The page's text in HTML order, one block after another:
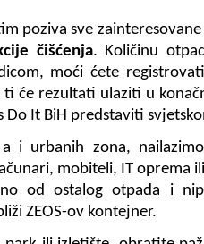
poziva sve zainteresovane
čišćenja. Količinu
moći ćete
ti će rezultati ulaziti u
It BiH predstaviti
i urbanih zona,
mobiteli, IT oprema
od ostalog otpada i
ZEOS-ov kontejner.